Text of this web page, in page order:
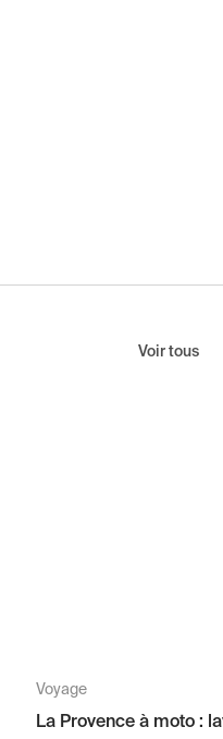
Voir tous
Voyage
La Provence à moto :